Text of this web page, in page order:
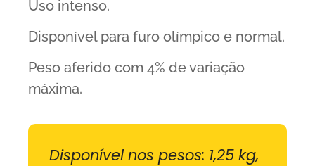
Uso intenso.
Disponível para furo olímpico e normal.
Peso aferido com 4% de variação
máxima.
Disponível nos pesos: 1,25 kg,